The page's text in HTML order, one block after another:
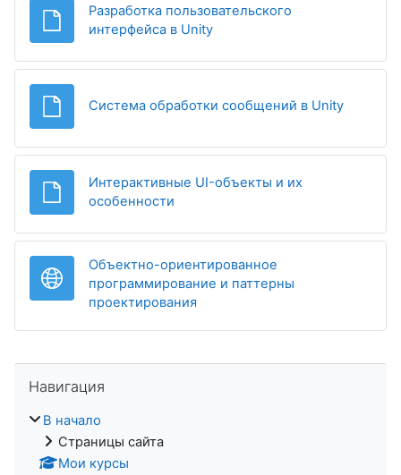
Разработка пользовательского
интерфейса в UnityФайл
Система обработки сообщений в UnityФайл
Интерактивные UI-объекты и их
особенности
Объектно-ориентированное
программирование и паттерны
проектирования
Навигация
В начало
Страницы сайта
Мои курсы